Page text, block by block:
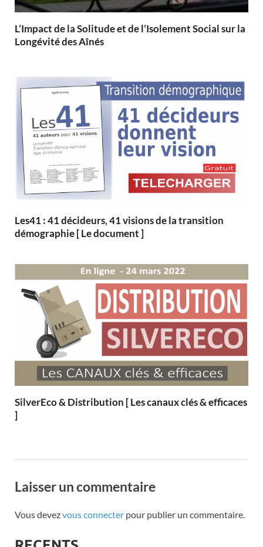
L’Impact de la Solitude et de l’Isolement Social sur la
Longévité des Aînés
Les41 : 41 décideurs, 41 visions de la transition
démographie [ Le document ]
SilverEco & Distribution [ Les canaux clés & efficaces
]
Laisser un commentaire
Vous devezvous connecter pour publier un commentaire.